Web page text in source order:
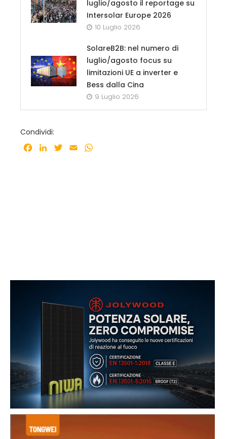
luglio/agosto il reportage su
Intersolar Europe 2026
10 Luglio 2026
SolareB2B: nel numero di
luglio/agosto focus su
limitazioni UE a inverter e
Bess dalla Cina
9 Luglio 2026
Condividi:
Facebook
LinkedInTwitter
Email